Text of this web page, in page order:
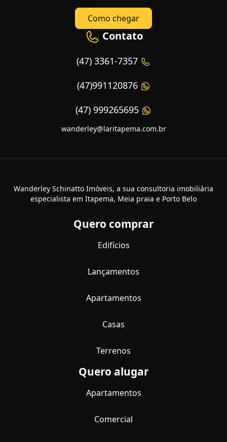
Como chegar
Contato
(47) 3361-7357
(47)991120876
(47) 999265695
wanderley@laritapema.com.br
Wanderley Schinatto Imóveis, a sua consultoria imobiliária
especialista em Itapema, Meia praia e Porto Belo
Quero comprar
Edifícios
Lançamentos
Apartamentos
Casas
Terrenos
Quero alugar
Apartamentos
Comercial